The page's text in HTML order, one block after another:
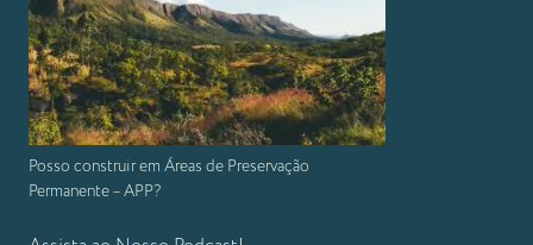
Posso construir em Áreas de Preservação
Permanente – APP?